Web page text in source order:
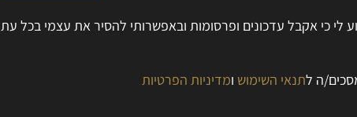
לי כי אקבל עדכונים ופרסומות ובאפשרותי להסיר את עצמי בכל עת
ה לתנאי השימוש ומדיניות הפרטיות